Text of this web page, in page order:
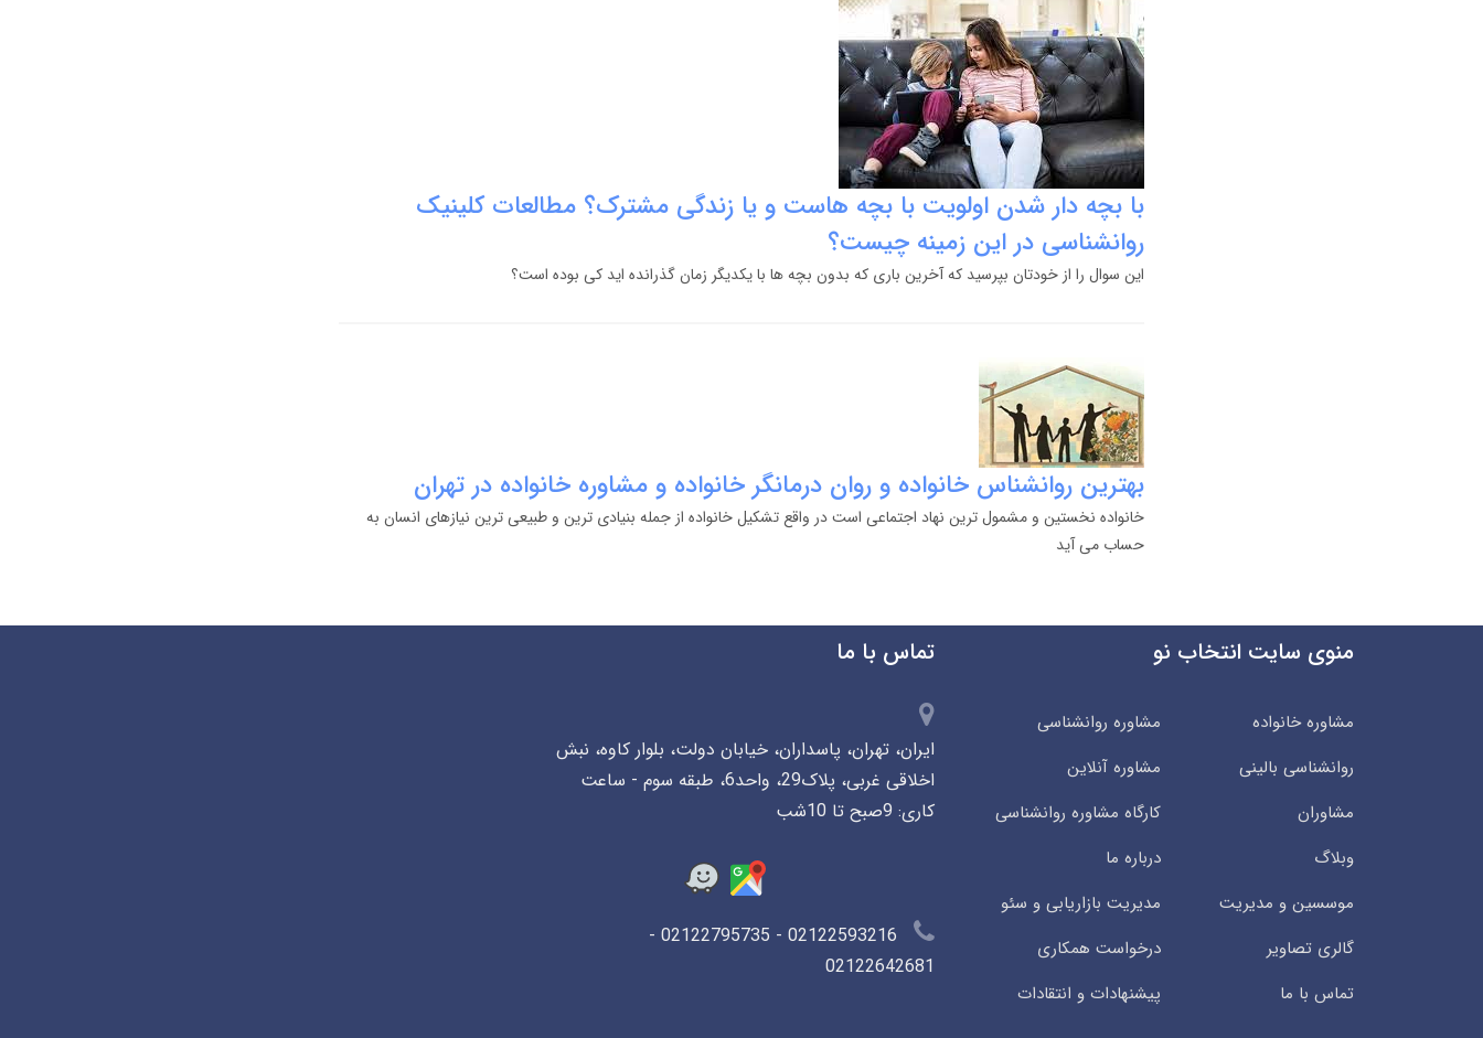
با بچه دار شدن اولویت با بچه هاست و یا زندگی مشترک؟ مطالعات کلینیک
روانشناسی در این زمینه چیست؟
این سوال را از خودتان بپرسید که آخرین باری که بدون بچه ها با یکدیگر زمان گذرانده اید کی بوده است؟
بهترین روانشناس خانواده و روان درمانگر خانواده و مشاوره خانواده در تهران
خانواده نخستین و مشمول ترین نهاد اجتماعی است در واقع تشکیل خانواده از جمله بنیادی ترین و طبیعی ترین نیازهای انسان به
حساب می آید
منوی سایت انتخاب نو
مشاوره خانواده
مشاوره روانشناسی
روانشناسی بالینی
مشاوره آنلاین
مشاوران
کارگاه مشاوره روانشناسی
وبلاگ
درباره ما
موسسین و مدیریت
مدیریت بازاریابی و سئو
گالری تصاویر
درخواست همکاری
تماس با ما
پیشنهادات و انتقادات
تماس با ما
ایران، تهران، پاسداران، خیابان دولت، بلوار کاوه، نبش
اخلاقی غربی، پلاک29، واحد6، طبقه سوم - ساعت
کاری: 9صبح تا 10شب
02122593216 - 02122795735 -
02122642681